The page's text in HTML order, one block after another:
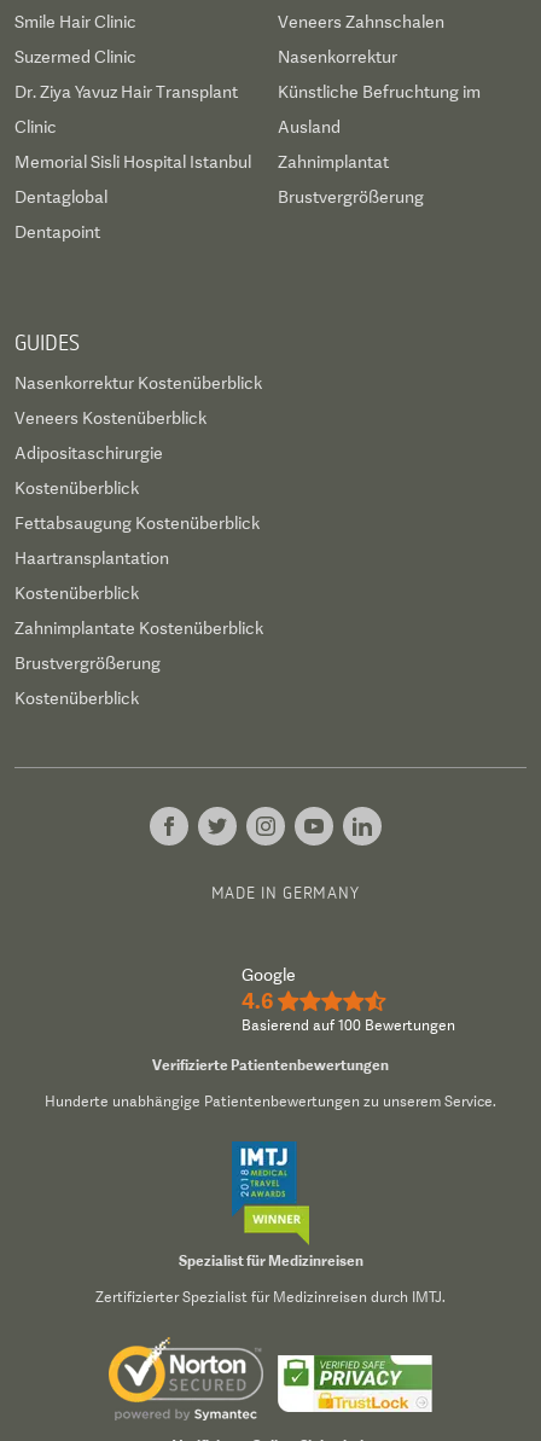
Smile Hair Clinic
Suzermed Clinic
Dr. Ziya Yavuz Hair Transplant
Clinic
Memorial Sisli Hospital Istanbul
Dentaglobal
Dentapoint
Veneers Zahnschalen
Nasenkorrektur
Künstliche Befruchtung im
Ausland
Zahnimplantat
Brustvergrößerung
GUIDES
Nasenkorrektur Kostenüberblick
Veneers Kostenüberblick
Adipositaschirurgie
Kostenüberblick
Fettabsaugung Kostenüberblick
Haartransplantation
Kostenüberblick
Zahnimplantate Kostenüberblick
Brustvergrößerung
Kostenüberblick
MADE IN GERMANY
Google
4.6 ★★★★½
Basierend auf 100 Bewertungen
Verifizierte Patientenbewertungen
Hunderte unabhängige Patientenbewertungen zu unserem Service.
Spezialist für Medizinreisen
Zertifizierter Spezialist für Medizinreisen durch IMTJ.